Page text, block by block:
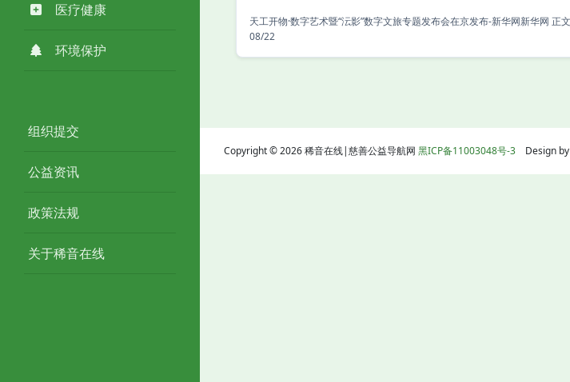
医疗健康
环境保护
组织提交
公益资讯
政策法规
关于稀音在线
天工开物·数字艺术暨“沄影”数字文旅专题发布会在京发布-新华网新华网 正文 2025
08/22
Copyright © 2026 稀音在线|慈善公益导航网 黑ICP备11003048号-3 Design by